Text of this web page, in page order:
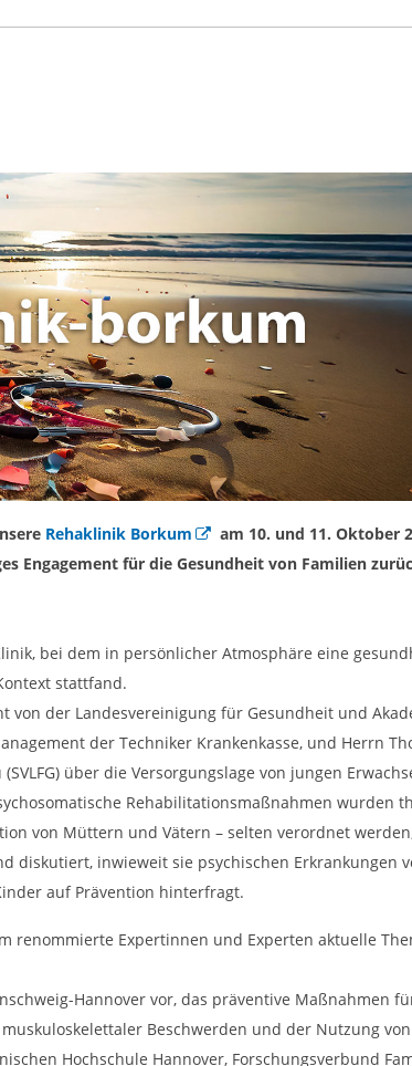
Rehaklinik Borkum
am 10. und 11. Oktober
Engagement für die Gesundheit von Familien
bei dem in persönlicher Atmosphäre eine
stattfand.
von der Landesvereinigung für Gesundheit und
der Techniker Krankenkasse, und Herrn
über die Versorgungslage von jungen
Rehabilitationsmaßnahmen wurden
von Müttern und Vätern – selten verordnet
inwieweit sie psychischen Erkrankungen
auf Prävention hinterfragt.
renommierte Expertinnen und Experten aktuelle
Hannover vor, das präventive Maßnahmen
Beschwerden und der Nutzung von
Hochschule Hannover, Forschungsverbund